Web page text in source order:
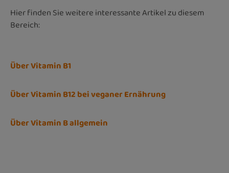
Hier finden Sie weitere interessante Artikel zu diesem
Bereich:
Über Vitamin B1
Über Vitamin B12 bei veganer Ernährung
Über Vitamin B allgemein